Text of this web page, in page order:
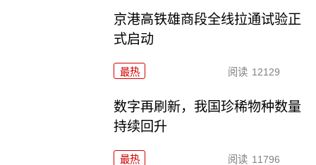
京港高铁雄商段全线拉通试验正
式启动
最热 阅读 12129
数字再刷新，我国珍稀物种数量
持续回升
最热 阅读 11796